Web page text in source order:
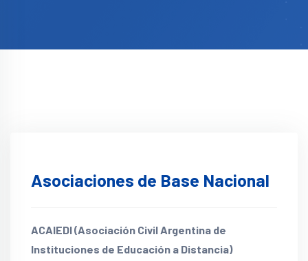
Asociaciones de Base Nacional
ACAIEDI (Asociación Civil Argentina de
Instituciones de Educación a Distancia)